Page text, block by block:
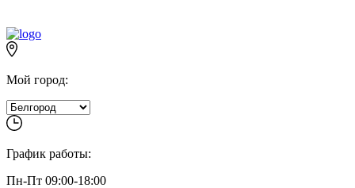
Мой город:
График работы:
Пн-Пт 09:00-18:00